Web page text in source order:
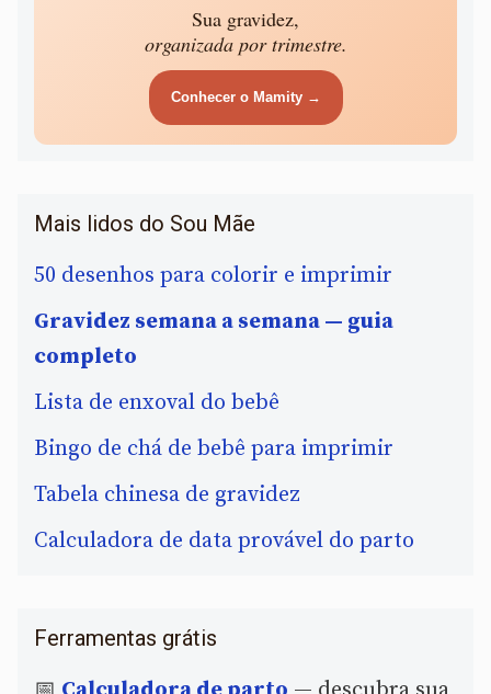
Sua gravidez,
organizada por trimestre.
Conhecer o Mamity →
Mais lidos do Sou Mãe
50 desenhos para colorir e imprimir
Gravidez semana a semana — guia
completo
Lista de enxoval do bebê
Bingo de chá de bebê para imprimir
Tabela chinesa de gravidez
Calculadora de data provável do parto
Ferramentas grátis